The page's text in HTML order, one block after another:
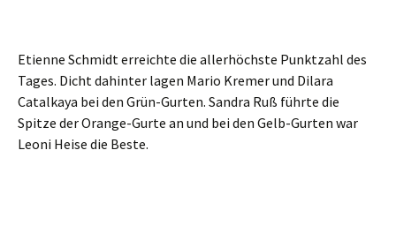
Etienne Schmidt erreichte die allerhöchste Punktzahl des
Tages. Dicht dahinter lagen Mario Kremer und Dilara
Catalkaya bei den Grün-Gurten. Sandra Ruß führte die
Spitze der Orange-Gurte an und bei den Gelb-Gurten war
Leoni Heise die Beste.